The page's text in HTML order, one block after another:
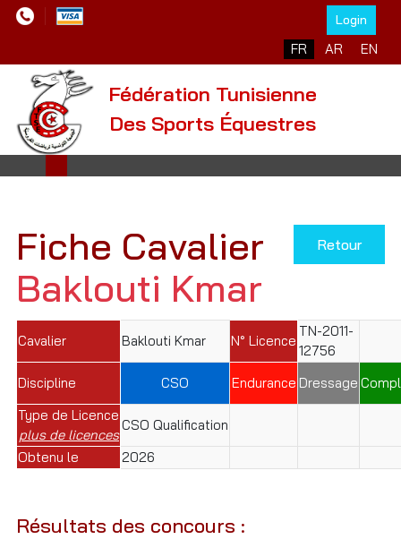
Login
Sélectionnez votre
FR AR EN
Fédération Tunisienne
Des Sports Équestres
Retour
Fiche Cavalier
Baklouti Kmar
Cavalier Baklouti Kmar N° Licence
TN-2011-
12756
Discipline
CSO Endurance Dressage
Type de Licence
plus de licences
CSO Qualification
Obtenu le
2026
Résultats des concours :